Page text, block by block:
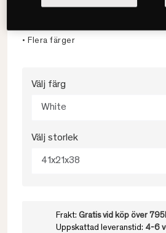
• 8 krokar
• Flera färger
Välj färg
White
Välj storlek
41x21x38
Frakt: Gratis vid köp över
Uppskattad leveranstid: 4-6